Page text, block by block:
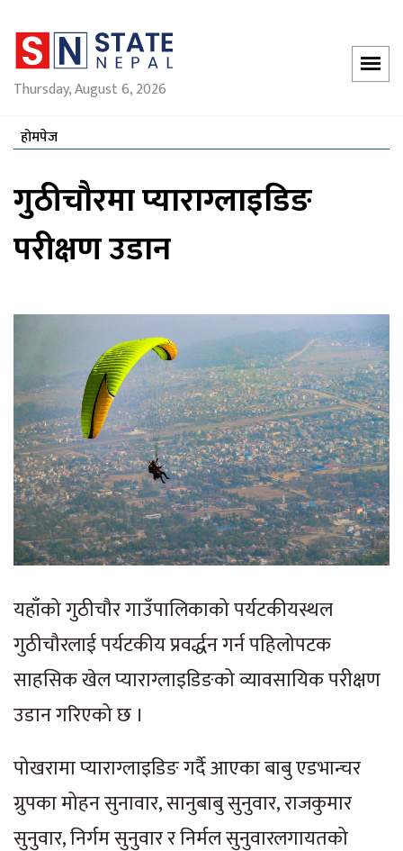
Thursday, August 6, 2026
होमपेज
गुठीचौरमा प्याराग्लाइडिङ
परीक्षण उडान
यहाँको गुठीचौर गाउँपालिकाको पर्यटकीयस्थल
गुठीचौरलाई पर्यटकीय प्रवर्द्धन गर्न पहिलोपटक
साहसिक खेल प्याराग्लाइडिङको व्यावसायिक परीक्षण
उडान गरिएको छ ।
पोखरामा प्याराग्लाइडिङ गर्दै आएका बाबु एडभान्चर
ग्रुपका मोहन सुनावार, सानुबाबु सुनुवार, राजकुमार
सुनुवार, निर्गम सुनुवार र निर्मल सुनुवारलगायतको